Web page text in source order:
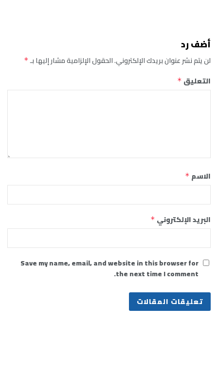
أضف رد
لن يتم نشر عنوان بريدك الإلكتروني.الحقول الإلزامية مشار إليها بـ*
التعليق *
الاسم *
البريد الإلكتروني *
Save my name, email, and website in this browser for
the next time I comment.